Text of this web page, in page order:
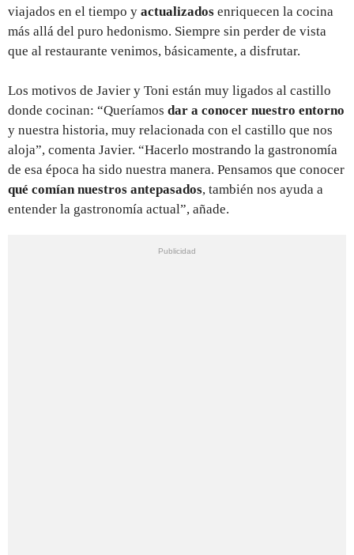
viajados en el tiempo y actualizados enriquecen la cocina
más allá del puro hedonismo. Siempre sin perder de vista
que al restaurante venimos, básicamente, a disfrutar.
Los motivos de Javier y Toni están muy ligados al castillo
donde cocinan: “Queríamos dar a conocer nuestro entorno
y nuestra historia, muy relacionada con el castillo que nos
aloja”, comenta Javier. “Hacerlo mostrando la gastronomía
de esa época ha sido nuestra manera. Pensamos que conocer
qué comían nuestros antepasados, también nos ayuda a
entender la gastronomía actual”, añade.